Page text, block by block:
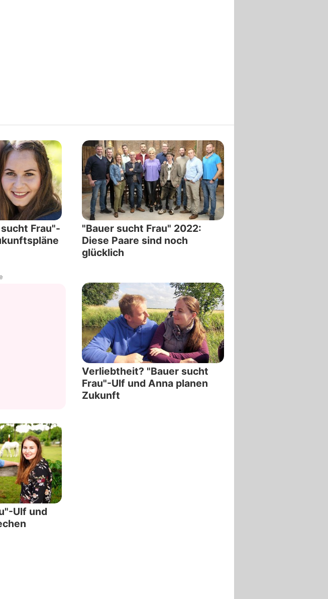
Frau"-
"Bauer sucht Frau" 2022:
Diese Paare sind noch
glücklich
Verliebtheit? "Bauer sucht
Frau"-Ulf und Anna planen
Zukunft
Ulf und